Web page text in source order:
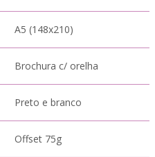
A5 (148x210)
Brochura c/ orelha
Preto e branco
Offset 75g